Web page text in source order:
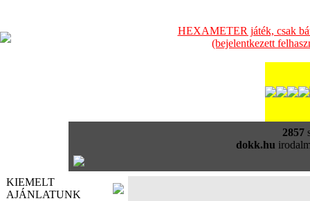
HEXAMETER játék, csak
(bejelentkezett
2857
dokk.hu
KIEMELT
AJÁNLATUNK